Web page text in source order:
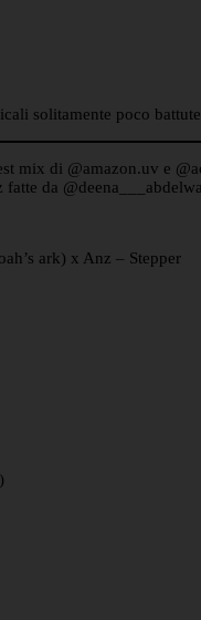
solitamente poco
mix di @amazon.uv e
da
ark) x Anz – Stepper